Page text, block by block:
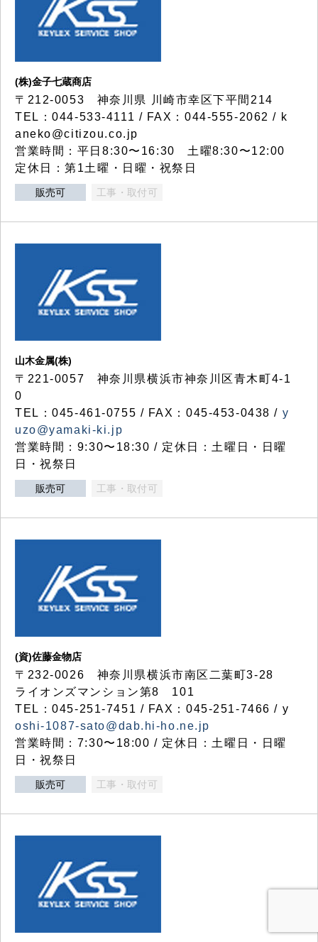
(株)金子七蔵商店
〒212-0053 神奈川県 川崎市幸区下平間214
TEL：044-533-4111 / FAX：044-555-2062 / k
aneko@citizou.co.jp
営業時間：平日8:30〜16:30 土曜8:30〜12:00
定休日：第1土曜・日曜・祝祭日
販売可 工事・取付可
山木金属(株)
〒221-0057 神奈川県横浜市神奈川区青木町4-1
0
TEL：045-461-0755 / FAX：045-453-0438 / y
uzo@yamaki-ki.jp
営業時間：9:30〜18:30 / 定休日：土曜日・日曜
日・祝祭日
販売可 工事・取付可
(資)佐藤金物店
〒232-0026 神奈川県横浜市南区二葉町3-28
ライオンズマンション第8 101
TEL：045-251-7451 / FAX：045-251-7466 / y
oshi-1087-sato@dab.hi-ho.ne.jp
営業時間：7:30〜18:00 / 定休日：土曜日・日曜
日・祝祭日
販売可 工事・取付可